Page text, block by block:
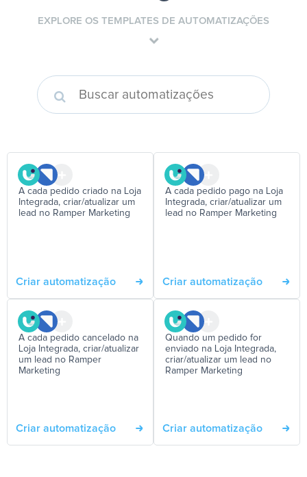
EXPLORE OS TEMPLATES DE AUTOMATIZAÇÕES
A cada pedido criado na Loja
Integrada, criar/atualizar um
lead no Ramper Marketing
Criar automatização
A cada pedido pago na Loja
Integrada, criar/atualizar um
lead no Ramper Marketing
Criar automatização
A cada pedido cancelado na
Loja Integrada, criar/atualizar
um lead no Ramper
Marketing
Criar automatização
Quando um pedido for
enviado na Loja Integrada,
criar/atualizar um lead no
Ramper Marketing
Criar automatização